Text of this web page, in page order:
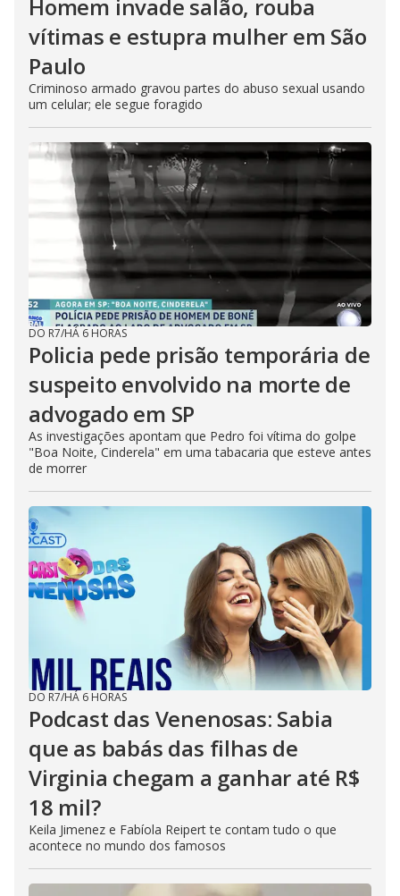
Homem invade salão, rouba
vítimas e estupra mulher em São
Paulo
Criminoso armado gravou partes do abuso sexual usando
um celular; ele segue foragido
DO R7/HÁ 6 HORAS
Policia pede prisão temporária de
suspeito envolvido na morte de
advogado em SP
As investigações apontam que Pedro foi vítima do golpe
"Boa Noite, Cinderela" em uma tabacaria que esteve antes
de morrer
DO R7/HÁ 6 HORAS
Podcast das Venenosas: Sabia
que as babás das filhas de
Virginia chegam a ganhar até R$
18 mil?
Keila Jimenez e Fabíola Reipert te contam tudo o que
acontece no mundo dos famosos